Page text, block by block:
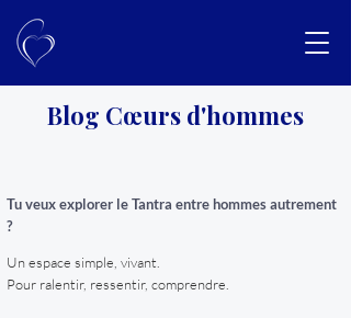
Blog Cœurs d'hommes
Tu veux explorer le Tantra entre hommes autrement
?
Un espace simple, vivant.
Pour ralentir, ressentir, comprendre.